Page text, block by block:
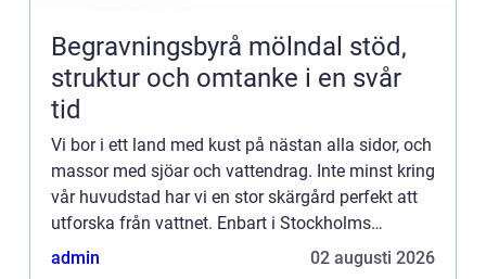
Begravningsbyrå mölndal stöd,
struktur och omtanke i en svår
tid
Vi bor i ett land med kust på nästan alla sidor, och
massor med sjöar och vattendrag. Inte minst kring
vår huvudstad har vi en stor skärgård perfekt att
utforska från vattnet. Enbart i Stockholms
skärg&arin...
admin 02 augusti 2026